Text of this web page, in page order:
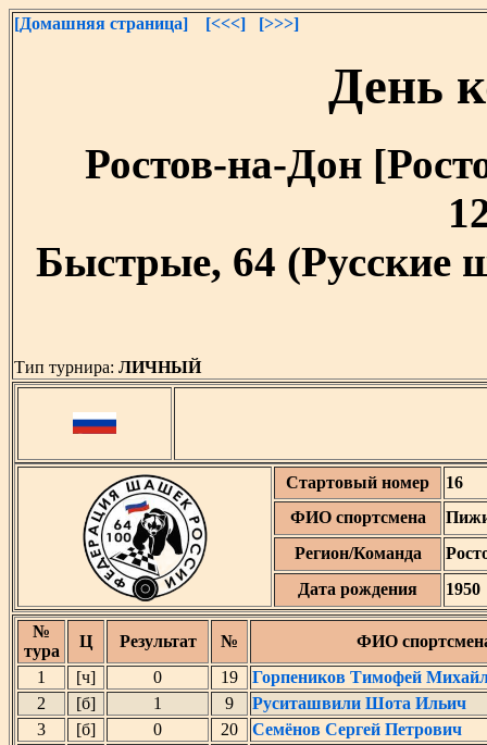
[Домашняя страница] [<<<] [>>>]
День
Ростов-на-Дон
Быстрые, 64 (Русские
Тип турнира: ЛИЧНЫЙ
Стартовый номер
16
ФИО спортсмена
Регион/Команда
Дата рождения
1950
№
тура
Ц Результат №
ФИО
1
[ч] 0 19
Горпеников Тимофей
2
[б] 1 9
Руситашвили Шота Ильич
3
[б] 0 20
Семёнов Сергей Петрович